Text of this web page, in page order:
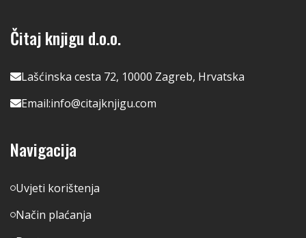
Čitaj knjigu d.o.o.
Lašćinska cesta 72, 10000 Zagreb, Hrvatska
Email:info@citajknjigu.com
Navigacija
Uvjeti korištenja
Način plaćanja